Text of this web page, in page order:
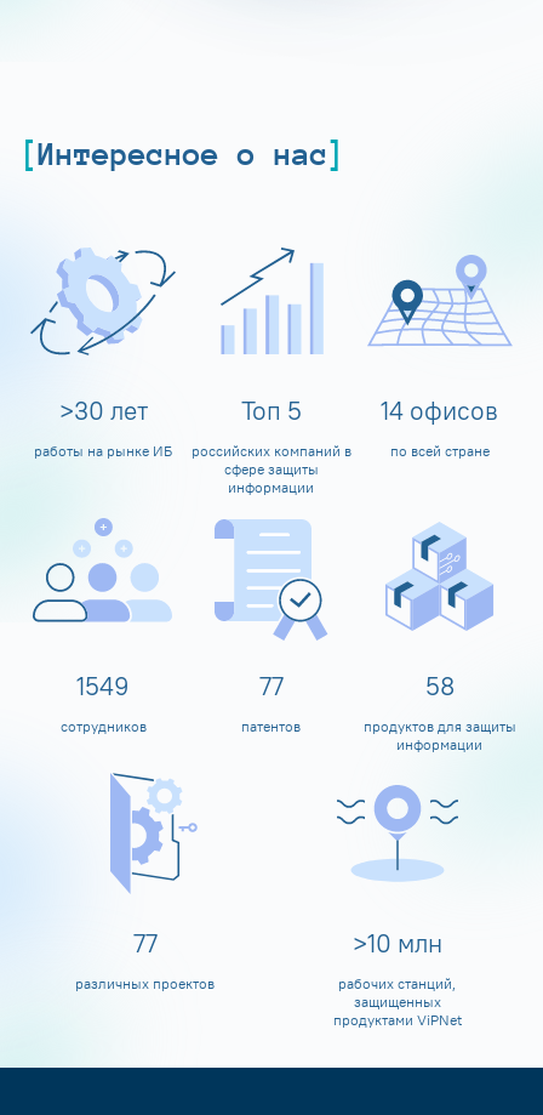
Интересное о нас
>30 лет
работы на рынке ИБ
Топ 5
российских компаний в
сфере защиты
информации
14 офисов
по всей стране
1600
сотрудников
80
патентов
60
продуктов для защиты
информации
80
различных проектов
>10 млн
рабочих станций,
защищенных
продуктами ViPNet